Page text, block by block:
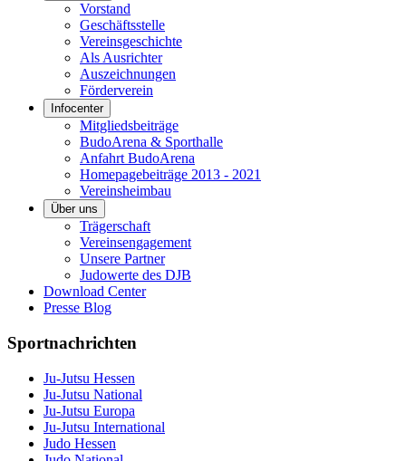
Vorstand
Geschäftsstelle
Vereinsgeschichte
Als Ausrichter
Auszeichnungen
Förderverein
Infocenter
Mitgliedsbeiträge
BudoArena & Sporthalle
Anfahrt BudoArena
Homepagebeiträge 2013 - 2021
Vereinsheimbau
Über uns
Trägerschaft
Vereinsengagement
Unsere Partner
Judowerte des DJB
Download Center
Presse Blog
Sportnachrichten
Ju-Jutsu Hessen
Ju-Jutsu National
Ju-Jutsu Europa
Ju-Jutsu International
Judo Hessen